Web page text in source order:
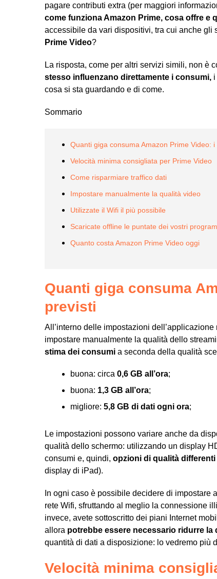
pagare contributi extra (per maggiori
come funziona Amazon Prime, cosa offre e
accessibile da vari dispositivi, tra cui anche gli
Prime Video?
La risposta, come per altri servizi simili, non è
stesso influenzano direttamente i consumi,
cosa si sta guardando e di come.
Sommario
Quanti giga consuma Amazon Prime Video:
Velocità minima consigliata per Prime Video
Come risparmiare traffico dati
Impostare manualmente la qualità video
Utilizzate il Wifi il più possibile
Scaricate offline le puntate dei vostri
Quanto costa Amazon Prime Video oggi
Quanti giga consuma
previsti
All’interno delle impostazioni
impostare manualmente la qualità dello
stima dei consumi a seconda della qualità
buona: circa 0,6 GB all’ora;
buona: 1,3 GB all’ora;
migliore: 5,8 GB di dati ogni ora;
Le impostazioni possono variare anche da
qualità dello schermo: utilizzando un display
consumi e, quindi, opzioni di qualità
display di iPad).
In ogni caso è possibile decidere di impostare
rete Wifi, sfruttando al meglio la connessione
invece, avete sottoscritto dei piani Internet
allora potrebbe essere necessario ridurre
quantità di dati a disposizione: lo vedremo più
Velocità minima